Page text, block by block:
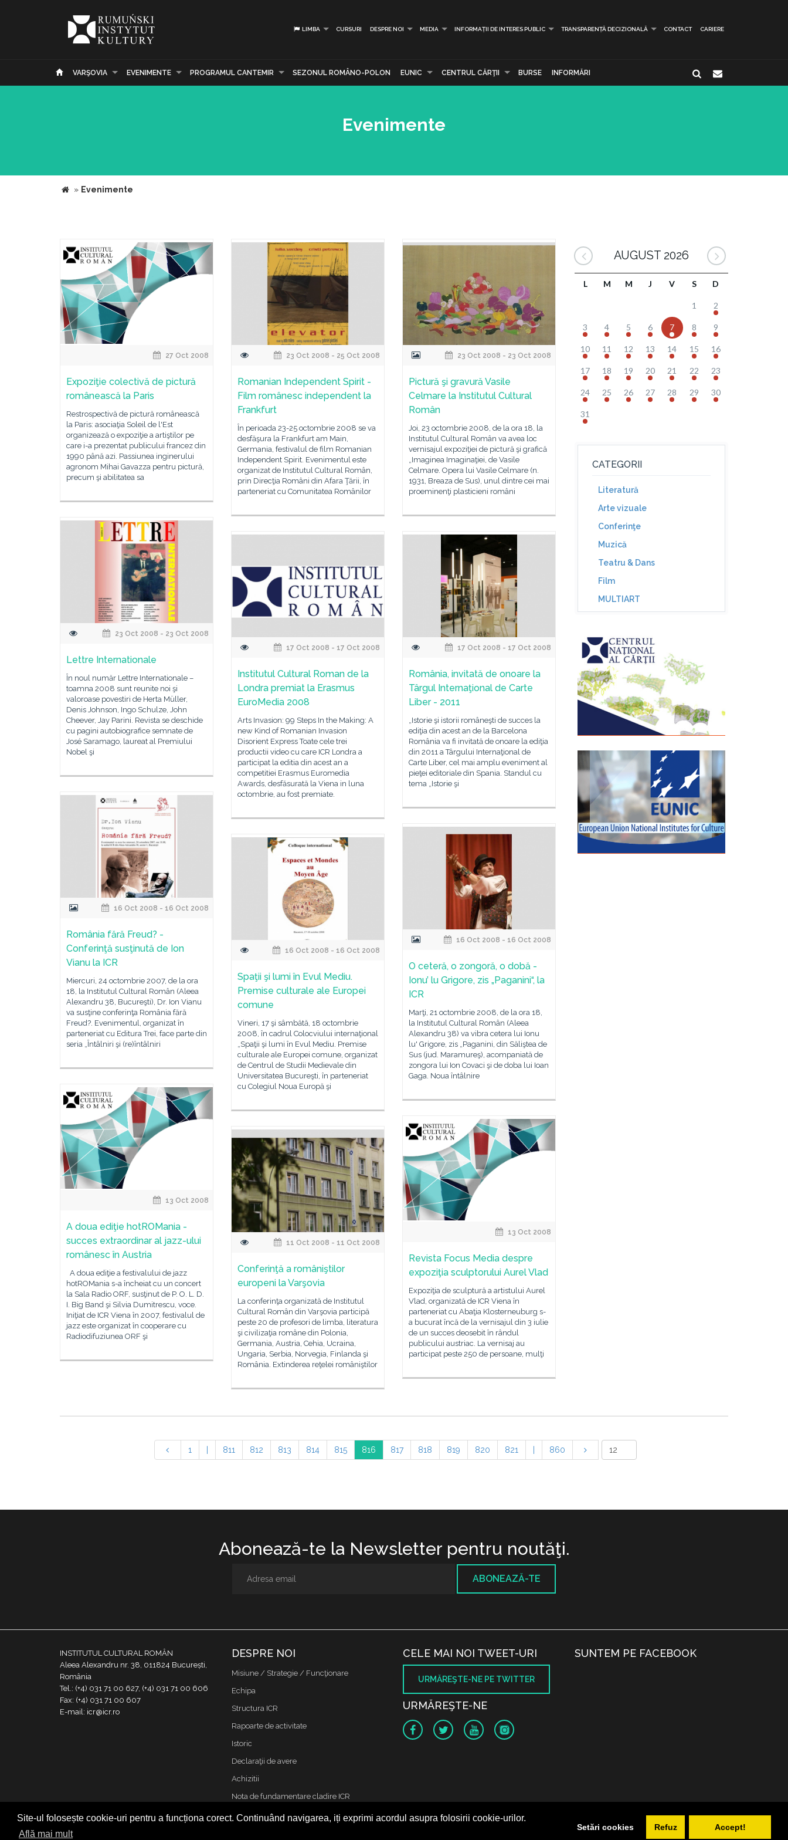
Site-ul folosește cookie-uri pentru a funcționa corect. Continuând navigarea, iți exprimi acordul asupra folosirii cookie-urilor.
Află mai mult
Setări cookies Refuz Accept!
LIMBA CURSURI DESPRE NOI MEDIA INFORMAȚII DE INTERES PUBLIC TRANSPARENȚĂ DECIZIONALĂ CONTACT CARIERE
VARŞOVIA EVENIMENTE PROGRAMUL CANTEMIR SEZONUL ROMÂNO-POLON EUNIC CENTRUL CĂRŢII BURSE INFORMĂRI
Evenimente
» Evenimente
27 Oct 2008
Expoziţie colectivă de pictură
românească la Paris
Restrospectivă de pictură românească
la Paris: asociaţia Soleil de l'Est
organizează o expoziţie a artiştilor pe
care i-a prezentat publicului francez din
1990 până azi. Passiunea inginerului
agronom Mihai Gavazza pentru pictură,
precum şi abilitatea sa
23 Oct 2008 - 25 Oct 2008
Romanian Independent Spirit -
Film românesc independent la
Frankfurt
În perioada 23-25 octombrie 2008 se va
desfăşura la Frankfurt am Main,
Germania, festivalul de film Romanian
Independent Spirit. Evenimentul este
organizat de Institutul Cultural Român,
prin Direcţia Români din Afara Ţării, în
parteneriat cu Comunitatea Românilor
23 Oct 2008 - 23 Oct 2008
Pictură şi gravură Vasile
Celmare la Institutul Cultural
Român
Joi, 23 octombrie 2008, de la ora 18, la
Institutul Cultural Român va avea loc
vernisajul expoziţiei de pictură şi grafică
„Imaginea Imaginaţiei, de Vasile
Celmare. Opera lui Vasile Celmare (n.
1931, Breaza de Sus), unul dintre cei mai
proeminenţi plasticieni români
23 Oct 2008 - 23 Oct 2008
Lettre Internationale
În noul număr Lettre Internationale –
toamna 2008 sunt reunite noi şi
valoroase povestiri de Herta Müller,
Denis Johnson, Ingo Schulze, John
Cheever, Jay Parini. Revista se deschide
cu pagini autobiografice semnate de
José Saramago, laureat al Premiului
Nobel şi
17 Oct 2008 - 17 Oct 2008
Institutul Cultural Roman de la
Londra premiat la Erasmus
EuroMedia 2008
Arts Invasion: 99 Steps In the Making: A
new Kind of Romanian Invasion
Disorient Express Toate cele trei
productii video cu care ICR Londra a
participat la editia din acest an a
competitiei Erasmus Euromedia
Awards, desfăsurată la Viena in luna
octombrie, au fost premiate.
17 Oct 2008 - 17 Oct 2008
România, invitată de onoare la
Târgul Internaţional de Carte
Liber - 2011
„Istorie şi istorii româneşti de succes la
ediţia din acest an de la Barcelona
România va fi invitată de onoare la ediţia
din 2011 a Târgului Internaţional de
Carte Liber, cel mai amplu eveniment al
pieţei editoriale din Spania. Standul cu
tema „Istorie şi
16 Oct 2008 - 16 Oct 2008
România fără Freud? -
Conferinţă susţinută de Ion
Vianu la ICR
Miercuri, 24 octombrie 2007, de la ora
18, la Institutul Cultural Român (Aleea
Alexandru 38, Bucureşti), Dr. Ion Vianu
va susţine conferinţa România fără
Freud?. Evenimentul, organizat în
parteneriat cu Editura Trei, face parte din
seria „Întâlniri şi (re)întâlniri
16 Oct 2008 - 16 Oct 2008
O ceteră, o zongoră, o dobă -
Ionu’ lu Grigore, zis „Paganini“, la
ICR
Marţi, 21 octombrie 2008, de la ora 18,
la Institutul Cultural Român (Aleea
Alexandru 38) va vibra cetera lui Ionu
lu' Grigore, zis „Paganini, din Săliştea de
Sus (jud. Maramureş), acompaniată de
zongora lui Ion Covaci şi de doba lui Ioan
Gaga. Noua întâlnire
16 Oct 2008 - 16 Oct 2008
Spaţii şi lumi în Evul Mediu.
Premise culturale ale Europei
comune
Vineri, 17 şi sâmbătă, 18 octombrie
2008, în cadrul Colocviului internaţional
„Spaţii şi lumi în Evul Mediu. Premise
culturale ale Europei comune, organizat
de Centrul de Studii Medievale din
Universitatea Bucureşti, în parteneriat
cu Colegiul Noua Europă şi
13 Oct 2008
A doua ediţie hotROMania -
succes extraordinar al jazz-ului
românesc în Austria
A doua ediţie a festivalului de jazz
hotROMania s-a încheiat cu un concert
la Sala Radio ORF, susţinut de P. O. L. D.
I. Big Band şi Silvia Dumitrescu, voce.
Iniţiat de ICR Viena în 2007, festivalul de
jazz este organizat în cooperare cu
Radiodifuziunea ORF şi
13 Oct 2008
Revista Focus Media despre
expoziţia sculptorului Aurel Vlad
Expoziţia de sculptură a artistului Aurel
Vlad, organizată de ICR Viena în
parteneriat cu Abaţia Klosterneuburg s-
a bucurat încă de la vernisajul din 3 iulie
de un succes deosebit în rândul
publicului austriac. La vernisaj au
participat peste 250 de persoane, mulţi
11 Oct 2008 - 11 Oct 2008
Conferinţă a româniştilor
europeni la Varşovia
La conferinţa organizată de Institutul
Cultural Român din Varşovia participă
peste 20 de profesori de limba, literatura
şi civilizaţia române din Polonia,
Germania, Austria, Cehia, Ucraina,
Ungaria, Serbia, Norvegia, Finlanda şi
România. Extinderea reţelei româniştilor
AUGUST 2026
L M M J V S D
1 2
3 4 5 6 7 8 9
10 11 12 13 14 15 16
17 18 19 20 21 22 23
24 25 26 27 28 29 30
31
CATEGORII
Literatură
Arte vizuale
Conferinţe
Muzică
Teatru & Dans
Film
MULTIART
1 811 812 813 814 815 816 817 818 819 820 821 860
Abonează-te la Newsletter pentru noutăţi.
ABONEAZĂ-TE
INSTITUTUL CULTURAL ROMÂN
Aleea Alexandru nr. 38, 011824 București,
România
Tel.: (+4) 031 71 00 627, (+4) 031 71 00 606
Fax: (+4) 031 71 00 607
E-mail: icr@icr.ro
DESPRE NOI
Misiune / Strategie / Funcţionare
Echipa
Structura ICR
Rapoarte de activitate
Istoric
Declaraţii de avere
Achizitii
Nota de fundamentare cladire ICR
Contact
CELE MAI NOI TWEET-URI
URMĂREŞTE-NE PE TWITTER
URMĂREŞTE-NE
SUNTEM PE FACEBOOK